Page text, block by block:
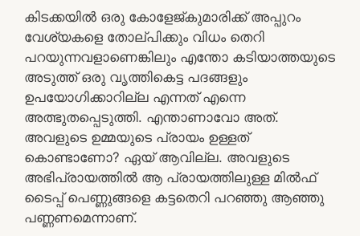
കിടക്കയിൽ ഒരു കോളേജ്കുമാരിക്ക് അപ്പുറം
വേശ്യകളെ തോല്പിക്കും വിധം തെറി
പറയുന്നവളാണെങ്കിലും എന്തോ കടിയാത്തയുടെ
അടുത്ത് ഒരു വൃത്തികെട്ട പദങ്ങളും
ഉപയോഗിക്കാറില്ല എന്നത് എന്നെ
അത്ഭുതപ്പെടുത്തി. എന്താണാവോ അത്.
അവളുടെ ഉമ്മയുടെ പ്രായം ഉള്ളത്
കൊണ്ടാണോ? ഏയ് ആവില്ല. അവളുടെ
അഭിപ്രായത്തിൽ ആ പ്രായത്തിലുള്ള മിൽഫ്
ടൈപ്പ് പെണ്ണുങ്ങളെ കട്ടതെറി പറഞ്ഞു ആഞ്ഞു
പണ്ണണമെന്നാണ്.